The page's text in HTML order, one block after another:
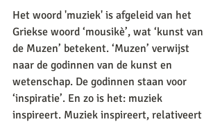
Het woord 'muziek' is afgeleid van het
Griekse woord ‘mousikè’, wat ‘kunst van
de Muzen’ betekent. ‘Muzen’ verwijst
naar de godinnen van de kunst en
wetenschap. De godinnen staan voor
‘inspiratie’. En zo is het: muziek
inspireert. Muziek inspireert, relativeert